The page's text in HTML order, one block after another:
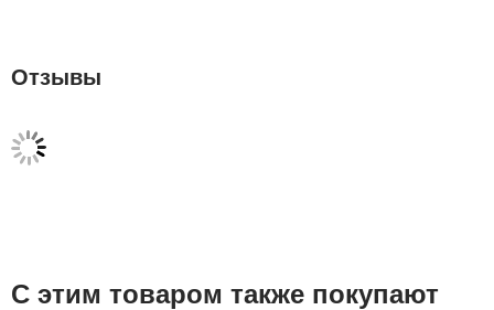
Отзывы
С этим товаром также покупают